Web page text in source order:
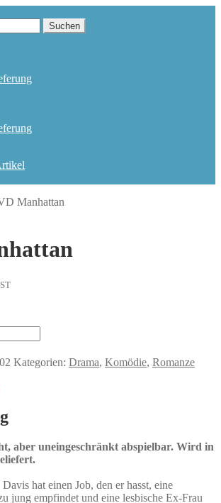
Suchen
Manhattan
Kategorien: Drama, Komödie, Romanze
aber uneingeschränkt abspielbar. Wird in
hat einen Job, den er hasst, eine
jung empfindet und eine lesbische Ex-Frau